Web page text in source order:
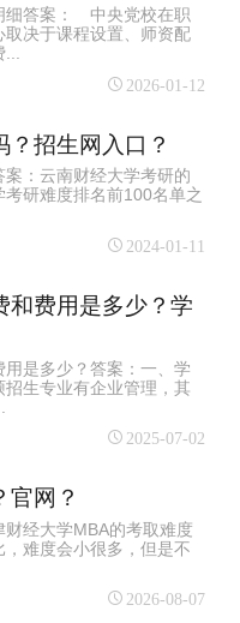
细答案： 中央党校在职
决于课程设置、师资配
2026-01-12
招生网入口？
：云南财经大学考研的
研难度排名前100名单之
2024-01-11
和费用是多少？学
是多少？答案：一、学
生专业有企业管理，其
2025-07-02
官网？
经大学MBA的考取难度
难度会小很多，但是不
2026-08-07